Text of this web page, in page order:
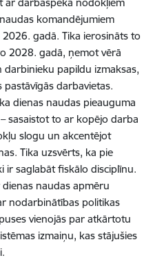
komandējumiem
gadā. Tika ierosināts to
2028. gadā, ņemot vērā
papildu izmaksas,
darbavietas.
dienas naudas pieauguma
sasaistot to ar kopējo darba
slogu un akcentējot
Tika uzsvērts, ka pie
ir saglabāt fiskālo disciplīnu.
naudas apmēru
nodarbinātības politikas
vienojās par atkārtotu
izmaiņu, kas stājušies